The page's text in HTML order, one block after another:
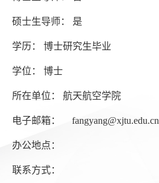
硕士生导师： 是
学历： 博士研究生毕业
学位： 博士
所在单位： 航天航空学院
电子邮箱： fangyang@xjtu.edu.cn
办公地点：
联系方式：